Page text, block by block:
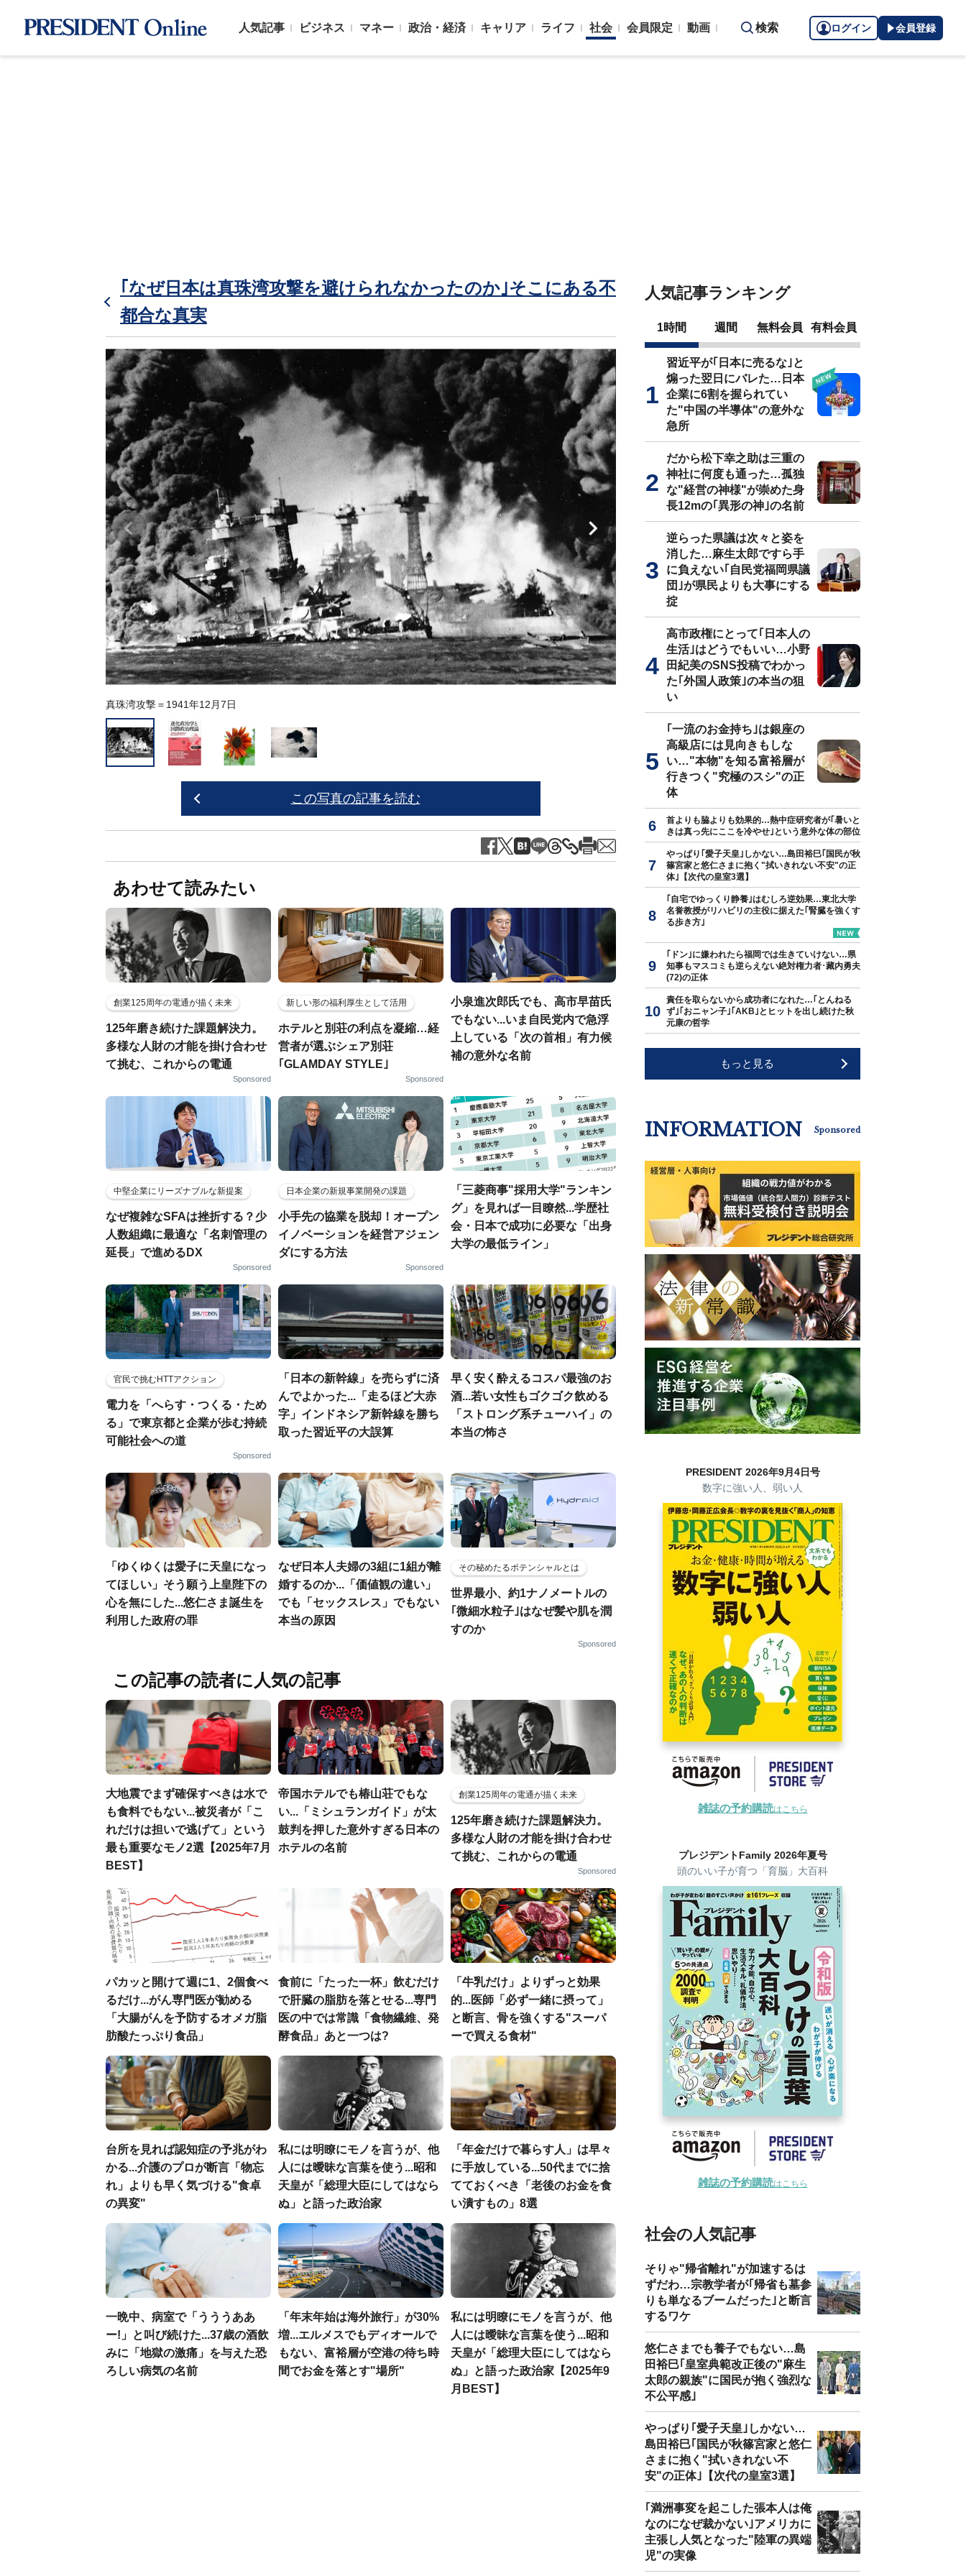
人気記事 ビジネス マネー 政治・経済 キャリア ライフ 社会 会員限定 動画 検索 ログイン 会員登録
｢なぜ日本は真珠湾攻撃を避けられなかったのか｣そこにある不
都合な真実
真珠湾攻撃＝1941年12月7日 伊藤隆太『進化政治学と国際政治理論 人間の心と戦争をめぐる新たな分析
この写真の記事を読む
あわせて読みたい
創業125周年の電通が描く未来
125年磨き続けた課題解決力。
多様な人財の才能を掛け合わせ
て挑む、これからの電通
Sponsored
新しい形の福利厚生として活用
ホテルと別荘の利点を凝縮…経
営者が選ぶシェア別荘
｢GLAMDAY STYLE｣
Sponsored
小泉進次郎氏でも、高市早苗氏
でもない...いま自民党内で急浮
上している「次の首相」有力候
補の意外な名前
中堅企業にリーズナブルな新提案
なぜ複雑なSFAは挫折する？少
人数組織に最適な「名刺管理の
延長」で進めるDX
Sponsored
日本企業の新規事業開発の課題
小手先の協業を脱却！オープン
イノベーションを経営アジェン
ダにする方法
Sponsored
「三菱商事"採用大学"ランキン
グ」を見れば一目瞭然...学歴社
会・日本で成功に必要な「出身
大学の最低ライン」
官民で挑むHTTアクション
電力を「へらす・つくる・ため
る」で東京都と企業が歩む持続
可能社会への道
Sponsored
「日本の新幹線」を売らずに済
んでよかった...「走るほど大赤
字」インドネシア新幹線を勝ち
取った習近平の大誤算
早く安く酔えるコスパ最強のお
酒...若い女性もゴクゴク飲める
「ストロング系チューハイ」の
本当の怖さ
「ゆくゆくは愛子に天皇になっ
てほしい」そう願う上皇陛下の
心を無にした...悠仁さま誕生を
利用した政府の罪
なぜ日本人夫婦の3組に1組が離
婚するのか...「価値観の違い」
でも「セックスレス」でもない
本当の原因
その秘めたるポテンシャルとは
世界最小、約1ナノメートルの
｢微細水粒子｣はなぜ髪や肌を潤
すのか
Sponsored
この記事の読者に人気の記事
大地震でまず確保すべきは水で
も食料でもない...被災者が「こ
れだけは担いで逃げて」という
最も重要なモノ2選【2025年7月
BEST】
帝国ホテルでも椿山荘でもな
い...「ミシュランガイド」が太
鼓判を押した意外すぎる日本の
ホテルの名前
創業125周年の電通が描く未来
125年磨き続けた課題解決力。
多様な人財の才能を掛け合わせ
て挑む、これからの電通
Sponsored
パカッと開けて週に1、2個食べ
るだけ...がん専門医が勧める
「大腸がんを予防するオメガ脂
肪酸たっぷり食品」
食前に「たった一杯」飲むだけ
で肝臓の脂肪を落とせる...専門
医の中では常識「食物繊維、発
酵食品」あと一つは?
「牛乳だけ」よりずっと効果
的...医師「必ず一緒に摂って」
と断言、骨を強くする"スーパ
ーで買える食材"
台所を見れば認知症の予兆がわ
かる...介護のプロが断言「物忘
れ」よりも早く気づける"食卓
の異変"
私には明瞭にモノを言うが、他
人には曖昧な言葉を使う...昭和
天皇が「総理大臣にしてはなら
ぬ」と語った政治家
「年金だけで暮らす人」は早々
に手放している...50代までに捨
てておくべき「老後のお金を食
い潰すもの」8選
一晩中、病室で「うううああ
ー!」と叫び続けた...37歳の酒飲
みに「地獄の激痛」を与えた恐
ろしい病気の名前
「年末年始は海外旅行」が30%
増...エルメスでもディオールで
もない、富裕層が空港の待ち時
間でお金を落とす"場所"
私には明瞭にモノを言うが、他
人には曖昧な言葉を使う...昭和
天皇が「総理大臣にしてはなら
ぬ」と語った政治家【2025年9
月BEST】
人気記事ランキング
1時間 週間 無料会員 有料会員
習近平が｢日本に売るな｣と
煽った翌日にバレた…日本
企業に6割を握られてい
た"中国の半導体"の意外な
急所
だから松下幸之助は三重の
神社に何度も通った…孤独
な"経営の神様"が崇めた身
長12mの｢異形の神｣の名前
逆らった県議は次々と姿を
消した…麻生太郎ですら手
に負えない｢自民党福岡県議
団｣が県民よりも大事にする
掟
高市政権にとって｢日本人の
生活｣はどうでもいい…小野
田紀美のSNS投稿でわかっ
た｢外国人政策｣の本当の狙
い
｢一流のお金持ち｣は銀座の
高級店には見向きもしな
い…"本物"を知る富裕層が
行きつく"究極のスシ"の正
体
首よりも脇よりも効果的…熱中症研究者が｢暑いと
きは真っ先にここを冷やせ｣という意外な体の部位
やっぱり｢愛子天皇｣しかない…島田裕巳｢国民が秋
篠宮家と悠仁さまに抱く"拭いきれない不安"の正
体｣【次代の皇室3選】
｢自宅でゆっくり静養｣はむしろ逆効果…東北大学
名誉教授がリハビリの主役に据えた｢腎臓を強くす
る歩き方｣
｢ドン｣に嫌われたら福岡では生きていけない…県
知事もマスコミも逆らえない絶対権力者･藏内勇夫
(72)の正体
責任を取らないから成功者になれた…｢とんねる
ず｣｢おニャン子｣｢AKB｣とヒットを出し続けた秋
元康の哲学
もっと見る
INFORMATION Sponsored
PRESIDENT 2026年9月4日号
数字に強い人、弱い人
雑誌の予約購読はこちら
プレジデントFamily 2026年夏号
頭のいい子が育つ「育脳」大百科
雑誌の予約購読はこちら
社会の人気記事
そりゃ"帰省離れ"が加速するは
ずだわ…宗教学者が｢帰省も墓参
りも単なるブームだった｣と断言
するワケ
悠仁さまでも養子でもない…島
田裕巳｢皇室典範改正後の"麻生
太郎の親族"に国民が抱く強烈な
不公平感｣
やっぱり｢愛子天皇｣しかない…
島田裕巳｢国民が秋篠宮家と悠仁
さまに抱く"拭いきれない不
安"の正体｣【次代の皇室3選】
｢満洲事変を起こした張本人は俺
なのになぜ裁かない｣アメリカに
主張し人気となった"陸軍の異端
児"の実像